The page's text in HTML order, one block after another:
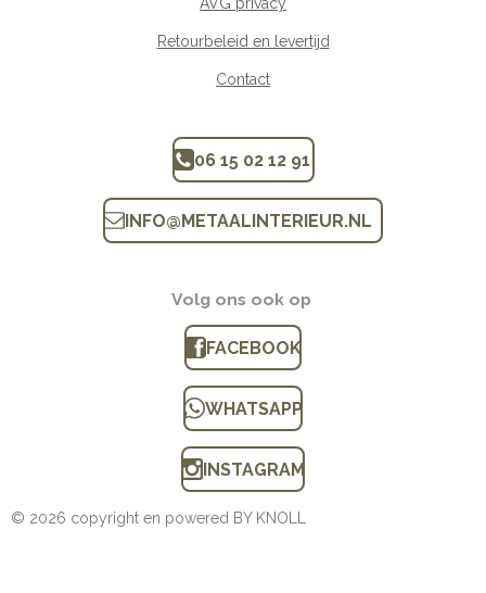
Retourbeleid en levertijd
Contact
06 15 02 12 91
INFO@METAALINTERIEUR.NL
Volg ons ook op
FACEBOOK
WHATSAPP
INSTAGRAM
© 2026 copyright en powered BY KNOLL